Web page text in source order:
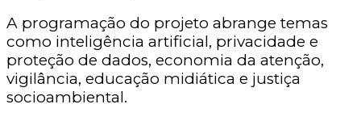
A programação do projeto abrange temas
como inteligência artificial, privacidade e
proteção de dados, economia da atenção,
vigilância, educação midiática e justiça
socioambiental.